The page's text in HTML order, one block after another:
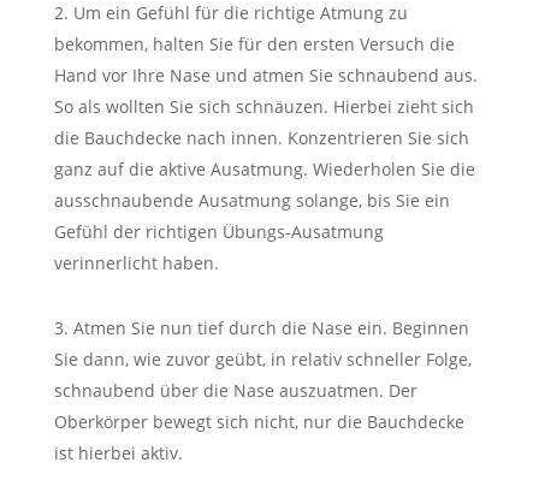
Um ein Gefühl für die richtige Atmung zu
bekommen, halten Sie für den ersten Versuch die
Hand vor Ihre Nase und atmen Sie schnaubend aus.
So als wollten Sie sich schnäuzen. Hierbei zieht sich
die Bauchdecke nach innen. Konzentrieren Sie sich
ganz auf die aktive Ausatmung. Wiederholen Sie die
ausschnaubende Ausatmung solange, bis Sie ein
Gefühl der richtigen Übungs-Ausatmung
verinnerlicht haben.
Atmen Sie nun tief durch die Nase ein. Beginnen
Sie dann, wie zuvor geübt, in relativ schneller Folge,
schnaubend über die Nase auszuatmen. Der
Oberkörper bewegt sich nicht, nur die Bauchdecke
ist hierbei aktiv.